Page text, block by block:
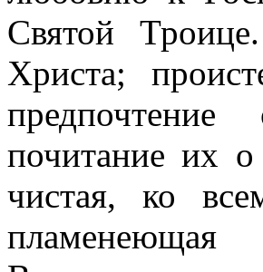
Святой
Христа;
почитание их
чистая, ко